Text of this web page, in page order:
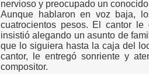
nervioso y preocupado un
Aunque hablaron en voz baja,
cuatrocientos pesos. El cantor
insistió alegando un asunto de
que lo siguiera hasta la caja del
cantor, le entregó sonriente y
compositor.